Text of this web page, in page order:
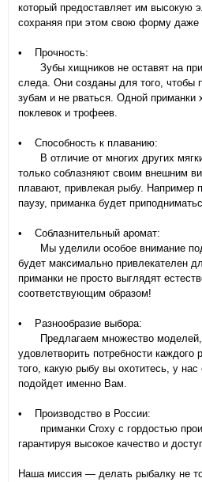
который предоставляет им высокую
сохраняя при этом свою форму даже
• Прочность:
Зубы хищников не оставят на
следа. Они созданы для того, чтобы
зубам и не рваться. Одной приманки
поклевок и трофеев.
• Способность к плаванию:
В отличие от многих других
только соблазняют своим внешним
плавают, привлекая рыбу. Например
паузу, приманка будет
• Соблазнительный аромат:
Мы уделили особое внимание
будет максимально привлекателен
приманки не просто выглядят
соответствующим образом!
• Разнообразие выбора:
Предлагаем множество моделей,
удовлетворить потребности
того, какую рыбу вы охотитесь, у нас
подойдет именно Вам.
• Производство в России:
приманки Croxy с гордостью
гарантируя высокое качество и
Наша миссия — делать рыбалку не